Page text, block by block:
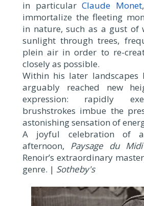
in particular Claude Monet
immortalize the fleeting
in nature, such as a gust
sunlight through trees,
plein air in order to re-
closely as possible.
Within his later landscapes
arguably reached new
expression: rapidly
brushstrokes imbue the
astonishing sensation of
A joyful celebration of
afternoon, Paysage du Midi
Renoir’s extraordinary
genre. | Sotheby's